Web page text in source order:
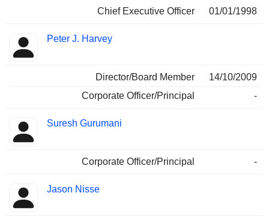
Chief Executive Officer 01/01/1998
Peter J. Harvey
Director/Board Member
14/10/2009
Corporate Officer/Principal
-
Suresh Gurumani
Corporate Officer/Principal -
Jason Nisse